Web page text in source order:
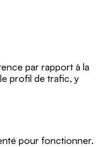
par rapport à la
profil de trafic, y
pour fonctionner.